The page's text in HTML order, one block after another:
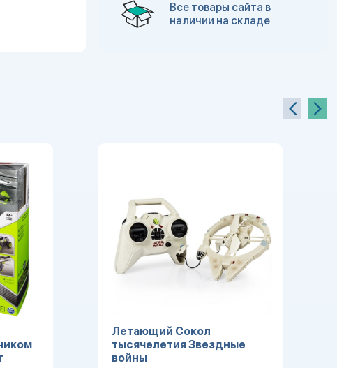
Все товары сайта в
наличии на складе
Летающий Сокол
тысячелетия Звездные
войны